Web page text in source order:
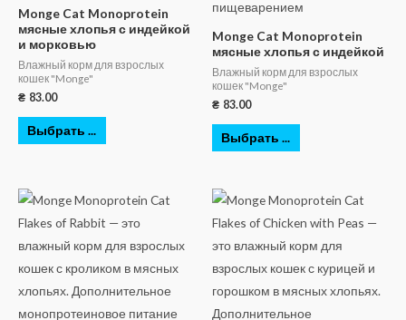
Monge Cat Monoprotein
мясные хлопья с индейкой
и морковью
Влажный корм для взрослых
кошек "Monge"
₴ 83.00
Выбрать ...
Monge Cat Monoprotein
мясные хлопья с индейкой
Влажный корм для взрослых
кошек "Monge"
₴ 83.00
Выбрать ...